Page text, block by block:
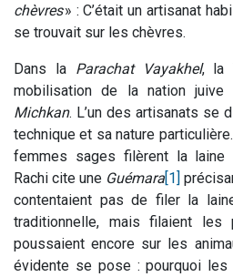
chèvres» : C’était un artisanat
se trouvait sur les chèvres.
Dans la Parachat Vayakhel, la
mobilisation de la nation juive
Michkan. L’un des artisanats se
technique et sa nature
femmes sages filèrent la laine
Rachi cite une Guémara[1]
contentaient pas de filer la
traditionnelle, mais filaient
poussaient encore sur les
évidente se pose : pourquoi